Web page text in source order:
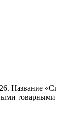
Название